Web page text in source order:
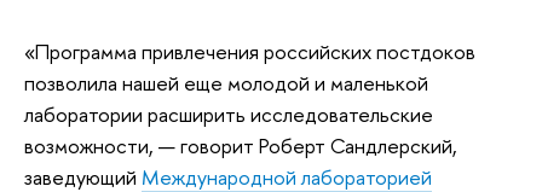
«Программа привлечения российских постдоков
позволила нашей еще молодой и маленькой
лаборатории расширить исследовательские
возможности, — говорит Роберт Сандлерский,
заведующий Международной лабораторией